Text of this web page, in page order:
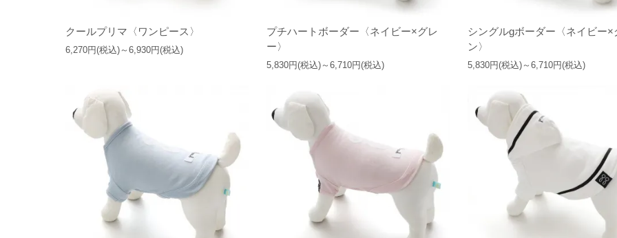
クールプリマ〈ワンピース〉
6,270円(税込)～6,930円(税込)
プチハートボーダー〈ネイビー×グレ
ー〉
5,830円(税込)～6,710円(税込)
シングルgボーダー〈ネイビー×
ン〉
5,830円(税込)～6,710円(税込)